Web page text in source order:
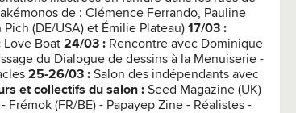
de : Clémence Ferrando, Pauline
(DE/USA) et Émilie Plateau)17/03 :
Love Boat24/03 : Rencontre avec Dominique
du Dialogue de dessins à la Menuiserie -
25-26/03 : Salon des indépendants avec
et collectifs du salon : Seed Magazine (UK)
Frémok (FR/BE) - Papayep Zine - Réalistes -